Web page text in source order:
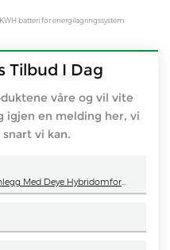
batteri for energilagringssystem
Tilbud I Dag
våre og vil vite
igjen en melding her, vi
vi kan.
SAIL SOLAR 30kw Hybrid Solcelleanlegg Med Deye Hybridomformer For Industriell Og Kommersiell Plan